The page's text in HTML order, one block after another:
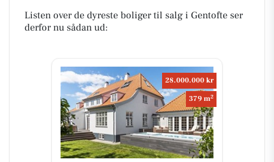
Listen over de dyreste boliger til salg i Gentofte ser
derfor nu sådan ud:
28.000.000 kr
379 m2